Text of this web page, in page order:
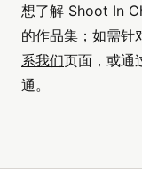
想了解 Shoot In
的作品集 ；如需
系我们页面，或通
通。